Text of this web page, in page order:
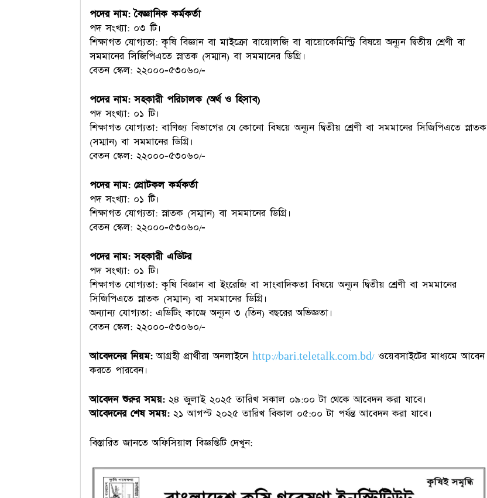
পদের নাম: বৈজ্ঞানিক কর্মকর্তা
পদ সংখ্যা: ০৩ টি।
শিক্ষাগত যোগ্যতা: কৃষি বিজ্ঞান বা মাইক্রো বায়োলজি বা বায়োকেমিস্ট্রি বিষয়ে অন্যূন দ্বিতীয় শ্রেণী বা
সমমানের সিজিপিএতে স্নাতক (সম্মান) বা সমমানের ডিগ্রি।
বেতন স্কেল: ২২০০০-৫৩০৬০/-
পদের নাম: সহকারী পরিচালক (অর্থ ও হিসাব)
পদ সংখ্যা: ০১ টি।
শিক্ষাগত যোগ্যতা: বাণিজ্য বিভাগের যে কোনো বিষয়ে অন্যূন দ্বিতীয় শ্রেণী বা সমমানের সিজিপিএতে স্নাতক
(সম্মান) বা সমমানের ডিগ্রি।
বেতন স্কেল: ২২০০০-৫৩০৬০/-
পদের নাম: প্রোটকল কর্মকর্তা
পদ সংখ্যা: ০১ টি।
শিক্ষাগত যোগ্যতা: স্নাতক (সম্মান) বা সমমানের ডিগ্রি।
বেতন স্কেল: ২২০০০-৫৩০৬০/-
পদের নাম: সহকারী এডিটর
পদ সংখ্যা: ০১ টি।
শিক্ষাগত যোগ্যতা: কৃষি বিজ্ঞান বা ইংরেজি বা সাংবাদিকতা বিষয়ে অন্যূন দ্বিতীয় শ্রেণী বা সমমানের
সিজিপিএতে স্নাতক (সম্মান) বা সমমানের ডিগ্রি।
অন্যান্য যোগ্যতা: এডিটিং কাজে অন্যূন ৩ (তিন) বছরের অভিজ্ঞতা।
বেতন স্কেল: ২২০০০-৫৩০৬০/-
আবেদনের নিয়ম:আগ্রহী প্রার্থীরা অনলাইনে http://bari.teletalk.com.bd/ওয়েবসাইটের মাধ্যমে আবেন
করতে পারবেন।
আবেদন শুরুর সময়:২৪ জুলাই ২০২৫ তারিখ সকাল ০৯:০০ টা থেকে আবেদন করা যাবে।
আবেদনের শেষ সময়:২১ আগস্ট ২০২৫ তারিখ বিকাল ০৫:০০ টা পর্যন্ত আবেদন করা যাবে।
বিস্তারিত জানতে অফিসিয়াল বিজ্ঞপ্তিটি দেখুন: